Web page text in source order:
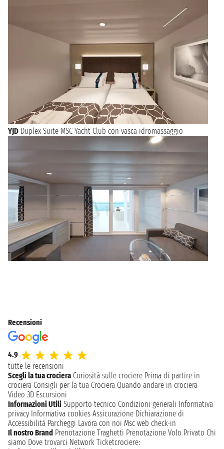
YJD Duplex Suite MSC Yacht Club con vasca idromassaggio
Recensioni
4.9
tutte le recensioni
Scegli la tua crociera Curiosità sulle crociere Prima di partire in
crociera Consigli per la tua Crociera Quando andare in crociera
Video 3D Escursioni
Informazioni Utili Supporto tecnico Condizioni generali Informativa
privacy Informativa cookies Assicurazione Dichiarazione di
Accessibilità Parcheggi Lavora con noi Msc web check-in
Il nostro Brand Prenotazione Traghetti Prenotazione Volo Privato Chi
siamo Dove trovarci Network Ticketcrociere: